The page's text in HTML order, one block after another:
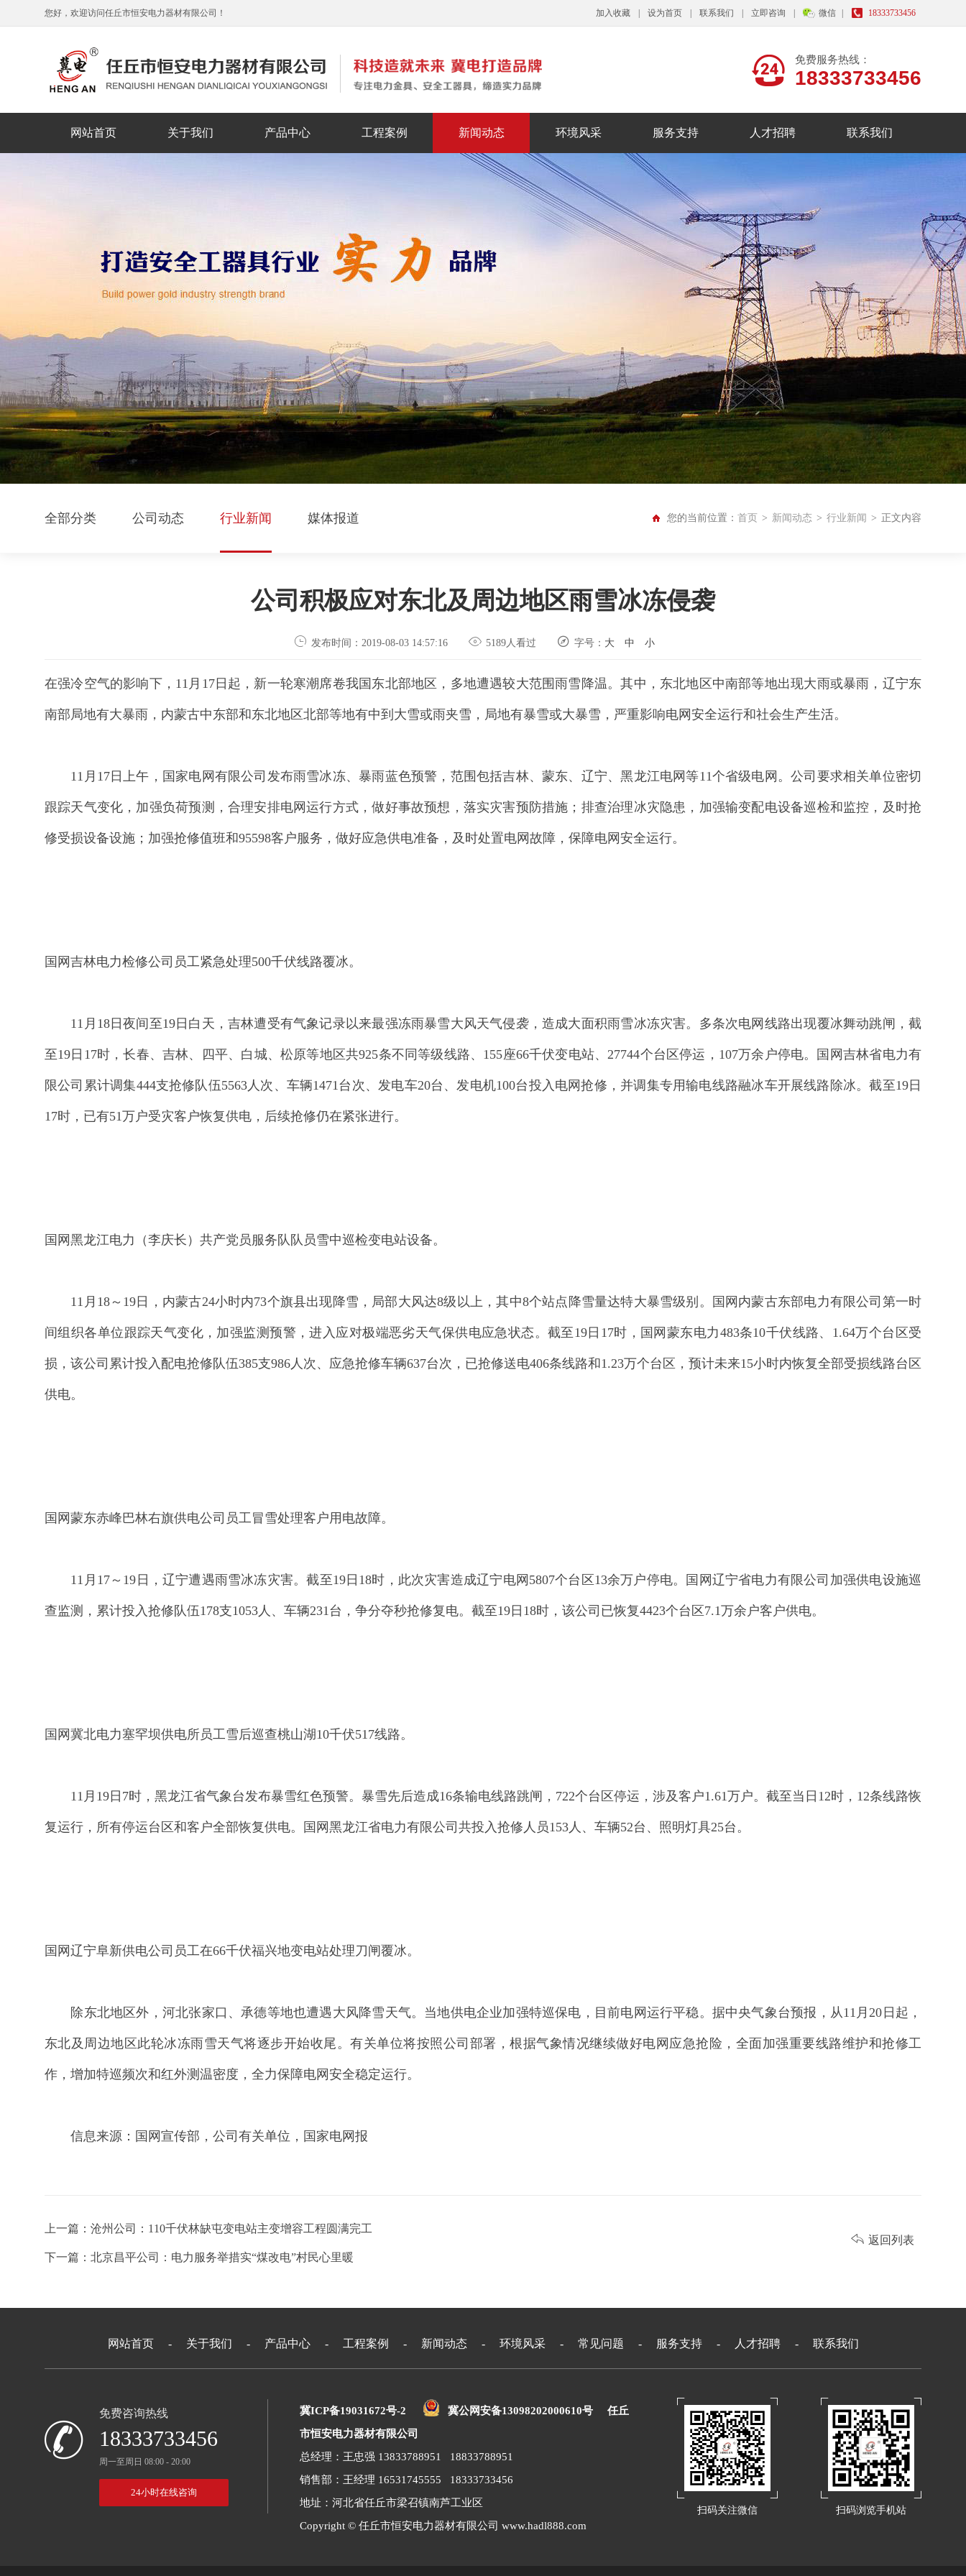
您好，欢迎访问任丘市恒安电力器材有限公司！ 加入收藏 设为首页 联系我们 立即咨询 微信 18333733456
免费服务热线：
18333733456
网站首页 关于我们 产品中心 工程案例 新闻动态
公司动态
行业新闻
媒体报道
环境风采
公司环境
荣誉资质
厂房厂貌
服务支持
服务理念
品牌释义
我们的产品
人才招聘 联系我们
您的当前位置： 首页 > 新闻动态 > 行业新闻 > 正文内容
全部分类 公司动态 行业新闻 媒体报道
公司积极应对东北及周边地区雨雪冰冻侵袭
 发布时间：2019-08-03 14:57:16  5189人看过  字号： 大 中 小
在强冷空气的影响下，11月17日起，新一轮寒潮席卷我国东北部地区，多地遭遇较大范围雨雪降温。其中，东北地区中南部等地出现大雨或暴雨，辽宁东
南部局地有大暴雨，内蒙古中东部和东北地区北部等地有中到大雪或雨夹雪，局地有暴雪或大暴雪，严重影响电网安全运行和社会生产生活。
11月17日上午，国家电网有限公司发布雨雪冰冻、暴雨蓝色预警，范围包括吉林、蒙东、辽宁、黑龙江电网等11个省级电网。公司要求相关单位密切
跟踪天气变化，加强负荷预测，合理安排电网运行方式，做好事故预想，落实灾害预防措施；排查治理冰灾隐患，加强输变配电设备巡检和监控，及时抢
修受损设备设施；加强抢修值班和95598客户服务，做好应急供电准备，及时处置电网故障，保障电网安全运行。
国网吉林电力检修公司员工紧急处理500千伏线路覆冰。
11月18日夜间至19日白天，吉林遭受有气象记录以来最强冻雨暴雪大风天气侵袭，造成大面积雨雪冰冻灾害。多条次电网线路出现覆冰舞动跳闸，截
至19日17时，长春、吉林、四平、白城、松原等地区共925条不同等级线路、155座66千伏变电站、27744个台区停运，107万余户停电。国网吉林省电力有
限公司累计调集444支抢修队伍5563人次、车辆1471台次、发电车20台、发电机100台投入电网抢修，并调集专用输电线路融冰车开展线路除冰。截至19日
17时，已有51万户受灾客户恢复供电，后续抢修仍在紧张进行。
国网黑龙江电力（李庆长）共产党员服务队队员雪中巡检变电站设备。
11月18～19日，内蒙古24小时内73个旗县出现降雪，局部大风达8级以上，其中8个站点降雪量达特大暴雪级别。国网内蒙古东部电力有限公司第一时
间组织各单位跟踪天气变化，加强监测预警，进入应对极端恶劣天气保供电应急状态。截至19日17时，国网蒙东电力483条10千伏线路、1.64万个台区受
损，该公司累计投入配电抢修队伍385支986人次、应急抢修车辆637台次，已抢修送电406条线路和1.23万个台区，预计未来15小时内恢复全部受损线路台区
供电。
国网蒙东赤峰巴林右旗供电公司员工冒雪处理客户用电故障。
11月17～19日，辽宁遭遇雨雪冰冻灾害。截至19日18时，此次灾害造成辽宁电网5807个台区13余万户停电。国网辽宁省电力有限公司加强供电设施巡
查监测，累计投入抢修队伍178支1053人、车辆231台，争分夺秒抢修复电。截至19日18时，该公司已恢复4423个台区7.1万余户客户供电。
国网冀北电力塞罕坝供电所员工雪后巡查桃山湖10千伏517线路。
11月19日7时，黑龙江省气象台发布暴雪红色预警。暴雪先后造成16条输电线路跳闸，722个台区停运，涉及客户1.61万户。截至当日12时，12条线路恢
复运行，所有停运台区和客户全部恢复供电。国网黑龙江省电力有限公司共投入抢修人员153人、车辆52台、照明灯具25台。
国网辽宁阜新供电公司员工在66千伏福兴地变电站处理刀闸覆冰。
除东北地区外，河北张家口、承德等地也遭遇大风降雪天气。当地供电企业加强特巡保电，目前电网运行平稳。据中央气象台预报，从11月20日起，
东北及周边地区此轮冰冻雨雪天气将逐步开始收尾。有关单位将按照公司部署，根据气象情况继续做好电网应急抢险，全面加强重要线路维护和抢修工
作，增加特巡频次和红外测温密度，全力保障电网安全稳定运行。
信息来源：国网宣传部，公司有关单位，国家电网报
上一篇： 沧州公司：110千伏林缺屯变电站主变增容工程圆满完工
下一篇： 北京昌平公司：电力服务举措实“煤改电”村民心里暖
 返回列表
网站首页 - 关于我们 - 产品中心 - 工程案例 - 新闻动态 - 环境风采 - 常见问题 - 服务支持 - 人才招聘 - 联系我们

免费咨询热线
18333733456
周一至周日 08:00 - 20:00
24小时在线咨询
冀ICP备19031672号-2 冀公网安备13098202000610号
任丘
市恒安电力器材有限公司
总经理：王忠强 13833788951 18833788951
销售部：王经理 16531745555 18333733456
地址：河北省任丘市梁召镇南芦工业区
Copyright © 任丘市恒安电力器材有限公司 www.hadl888.com
扫码关注微信 扫码浏览手机站